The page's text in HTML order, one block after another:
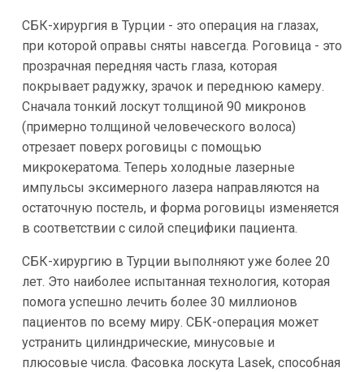
СБК-хирургия в Турции - это операция на глазах,
при которой оправы сняты навсегда. Роговица - это
прозрачная передняя часть глаза, которая
покрывает радужку, зрачок и переднюю камеру.
Сначала тонкий лоскут толщиной 90 микронов
(примерно толщиной человеческого волоса)
отрезает поверх роговицы с помощью
микрокератома. Теперь холодные лазерные
импульсы эксимерного лазера направляются на
остаточную постель, и форма роговицы изменяется
в соответствии с силой специфики пациента.
СБК-хирургию в Турции выполняют уже более 20
лет. Это наиболее испытанная технология, которая
помога успешно лечить более 30 миллионов
пациентов по всему миру. СБК-операция может
устранить цилиндрические, минусовые и
плюсовые числа. Фасовка лоскута Lasek, способная